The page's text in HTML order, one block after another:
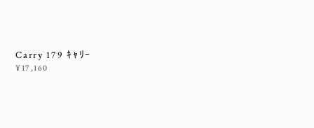
Carry 179 ｷｬﾘｰ
¥17,160